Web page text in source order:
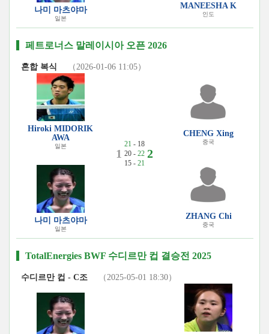
나미 마츠야마
일본
MANEESHA K
인도
페트로너스 말레이시아 오픈 2026
혼합 복식 （2026-01-06 11:05）
Hiroki MIDORIK
AWA
일본
나미 마츠야마
일본
1
21 - 18
20 - 22
15 - 21
2
CHENG Xing
중국
ZHANG Chi
중국
TotalEnergies BWF 수디르만 컵 결승전 2025
수디르만 컵 - C조 （2025-05-01 18:30）